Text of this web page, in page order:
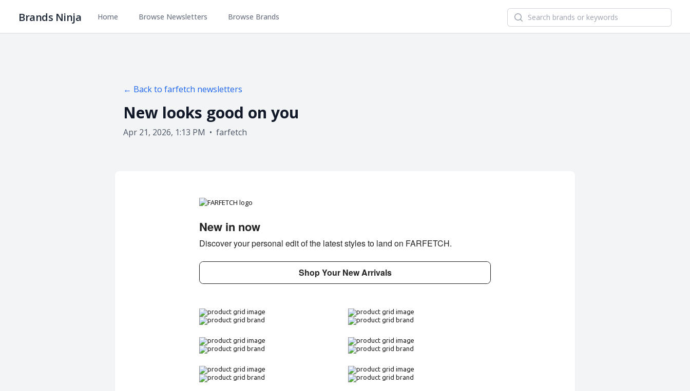
Brands Ninja Home Browse Newsletters Browse Brands Search newsletters and brands
← Back to farfetch newsletters
New looks good on you
Apr 21, 2026, 1:13 PM • farfetch
New in now
Discover your personal edit of the latest styles to land on FARFETCH.
Shop Your New Arrivals